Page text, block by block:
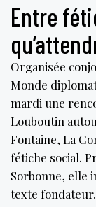
Entre
Organisée
Monde
mardi une
Louboutin
Fontaine, La
fétiche social.
Sorbonne, elle
texte